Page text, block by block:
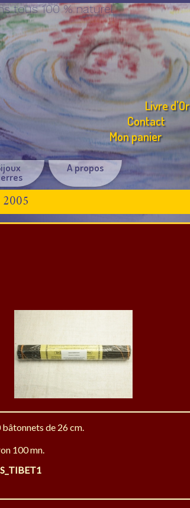
tous 100 % naturel
A propos
Livre d'Or
Contact
Mon panier
2005
de 26 cm.
100 mn.